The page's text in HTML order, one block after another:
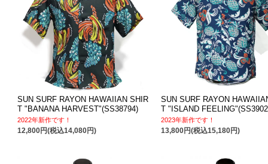
SUN SURF RAYON HAWAIIAN SHIR
T "BANANA HARVEST"(SS38794)
2022年新作です！
12,800円(税込14,080円)
SUN SURF RAYON
T "ISLAND
2023年新作です！
13,800円(税込15,180円)